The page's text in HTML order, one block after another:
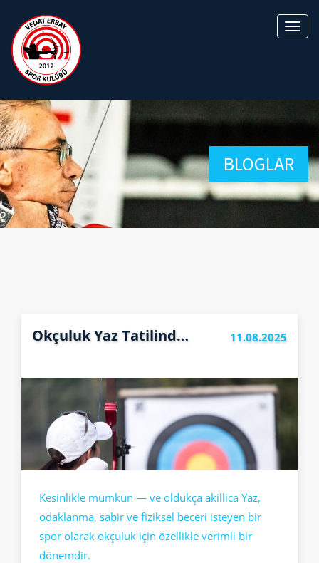
BLOGLAR
Okçuluk Yaz Tatilinde Öğrenilir Mi? 11.08.2025
Kesinlikle mümkün — ve oldukça akillica Yaz,
odaklanma, sabir ve fiziksel beceri isteyen bir
spor olarak okçuluk için özellikle verimli bir
dönemdir.